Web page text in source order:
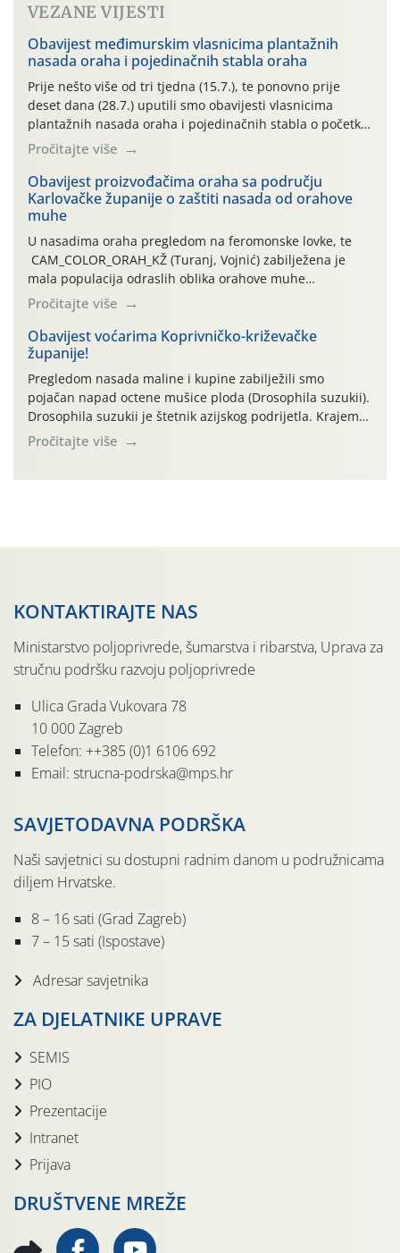
VEZANE VIJESTI
Obavijest međimurskim vlasnicima plantažnih
nasada oraha i pojedinačnih stabla oraha
Prije nešto više od tri tjedna (15.7.), te ponovno prije
deset dana (28.7.) uputili smo obavijesti vlasnicima
plantažnih nasada oraha i pojedinačnih stabla o početku
leta i ovogodišnjoj potrebi usmjerenog suzbijanja
orahove muhe (Rhagoletis completa)! Već dvanaest dana
traje drugi ovogodišnji “toplinski udar”, koji naročito
izražen zadnja šest dana (31.7.-05.8.), jer najviše
temperature zraka svakodnevno […]
Pročitajte više
Obavijest proizvođačima oraha sa području
Karlovačke županije o zaštiti nasada od orahove
muhe
U nasadima oraha pregledom na feromonske lovke, te
CAM_COLOR_ORAH_KŽ (Turanj, Vojnić) zabilježena je
mala populacija odraslih oblika orahove muhe
(Rhagoletis completa). Niska brojnost može se objasniti
činjenicom da je riječ o mladim nasadima s vrlo malim
urodom, što je povezano i s manjim brojem prezimjelih
jedinki. U starijim nasadima, na žutim ljepljivim Rebell
pločama s […]
Pročitajte više
Obavijest voćarima Koprivničko-križevačke
županije!
Pregledom nasada maline i kupine zabilježili smo
pojačan napad octene mušice ploda (Drosophila suzukii).
Drosophila suzukii je štetnik azijskog podrijetla. Krajem
2010. godine prvi puta je registriran u Hrvatskoj, a u
rujnu 2016. godine na našem su području zabilježene
Pročitajte više
KONTAKTIRAJTE NAS
Ministarstvo poljoprivrede, šumarstva i ribarstva, Uprava za
stručnu podršku razvoju poljoprivrede
Ulica Grada Vukovara 78
10 000 Zagreb
Telefon: ++385 (0)1 6106 692
Email: strucna-podrska@mps.hr
SAVJETODAVNA PODRŠKA
Naši savjetnici su dostupni radnim danom u podružnicama
diljem Hrvatske.
8 – 16 sati (Grad Zagreb)
7 – 15 sati (Ispostave)
Adresar savjetnika
ZA DJELATNIKE UPRAVE
SEMIS
PIO
Prezentacije
Intranet
Prijava
DRUŠTVENE MREŽE